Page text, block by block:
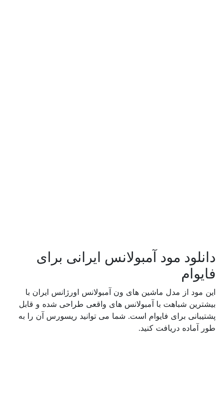
دانلود مود آمبولانس ایرانی برای
فایوام
این مود از مدل ماشین های ون آمبولانس اورژانس ایران با
بیشترین شباهت با آمبولانس های واقعی طراحی شده و قابل
پشتیبانی برای فایوام است. شما می توانید ریسورس آن را به
طور آماده دریافت کنید.